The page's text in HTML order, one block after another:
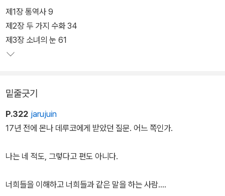
출간 후 '코다'를 비롯하여 대중에게 낯선 농문화에 대한 시야를 트이
게 했다는 호평을 받으며 독자들의 입소문을 탔다. 코다란 'Children
of Deaf Adults'의 줄임말로 농인 부모에게서 태어나 자란 청인 아
이를 일컫는다. 코다인 수화 통역사 주인공의 시각에서 담담하게 풀
아라이 나오토는 코다이다. 오랫동안 근무하던 경찰서 사무직을 그만
둔 그는 구직 끝에 자신이 가진 기술을 살리기로 한다. 실력 있는 수화
달라는 법정 통역 의뢰가 들어온다.
과거에 경험했던 아픈 기억 때문에 무거운 마음을 안은 채로 아라이
제1장 통역사 9
제2장 두 가지 수화 34
제3장 소녀의 눈 61
밑줄긋기
P.322 jarujuin
17년 전에 몬나 데루코에게 받았던 질문. 어느 쪽인가.
나는 네 적도, 그렇다고 편도 아니다.
너희들을 이해하고 너희들과 같은 말을 하는 사람.